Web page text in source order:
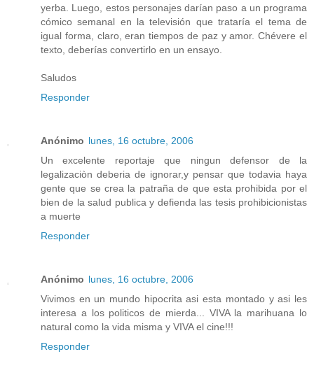
yerba. Luego, estos personajes darían paso a un programa
cómico semanal en la televisión que trataría el tema de
igual forma, claro, eran tiempos de paz y amor. Chévere el
texto, deberías convertirlo en un ensayo.
Saludos
Responder
Anónimo lunes, 16 octubre, 2006
Un excelente reportaje que ningun defensor de la
legalizaciòn deberia de ignorar,y pensar que todavia haya
gente que se crea la patraña de que esta prohibida por el
bien de la salud publica y defienda las tesis prohibicionistas
a muerte
Responder
Anónimo lunes, 16 octubre, 2006
Vivimos en un mundo hipocrita asi esta montado y asi les
interesa a los politicos de mierda... VIVA la marihuana lo
natural como la vida misma y VIVA el cine!!!
Responder